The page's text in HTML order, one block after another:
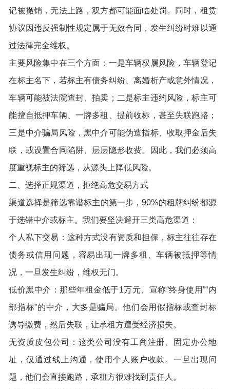
记被撤销，无法上路，双方都可能面临处罚。同时，租赁
协议因违反强制性规定属于无效合同，发生纠纷时难以通
过法律完全维权。
主要风险集中在三个方面：一是车辆权属风险，车辆登记
在标主名下，若标主有债务纠纷、离婚析产或意外情况，
车辆可能被法院查封、拍卖；二是标主违约风险，标主可
能擅自抵押车辆、一牌多租、提前收标，甚至失联跑路；
三是中介骗局风险，黑中介可能伪造指标、收取押金后失
联，或设置合同陷阱、层层隐形收费。因此，我们必须高
度重视标主的筛选，从源头上降低风险。
二、选择正规渠道，拒绝高危交易方式
渠道选择是筛选靠谱标主的第一步，90%的租牌纠纷都源
于选错中介或标主。我们要坚决避开三类高危渠道：
个人私下交易：这种方式没有资质和担保，标主往往存在
债务或信用问题，容易出现一牌多租、车辆被抵押等情
况，一旦发生纠纷，维权无门。
低价黑中介：那些年租金低于1万元、宣称“终身使用”“内
部指标”的中介，大多是骗局。他们会用假指标或查封标
诱导缴费，然后失联，让承租方遭受经济损失。
无资质皮包公司：这类公司没有工商注册、固定办公地
址，仅通过线上沟通，使用个人账户收款。一旦出现问
题，他们会直接跑路，承租方很难找到责任人。